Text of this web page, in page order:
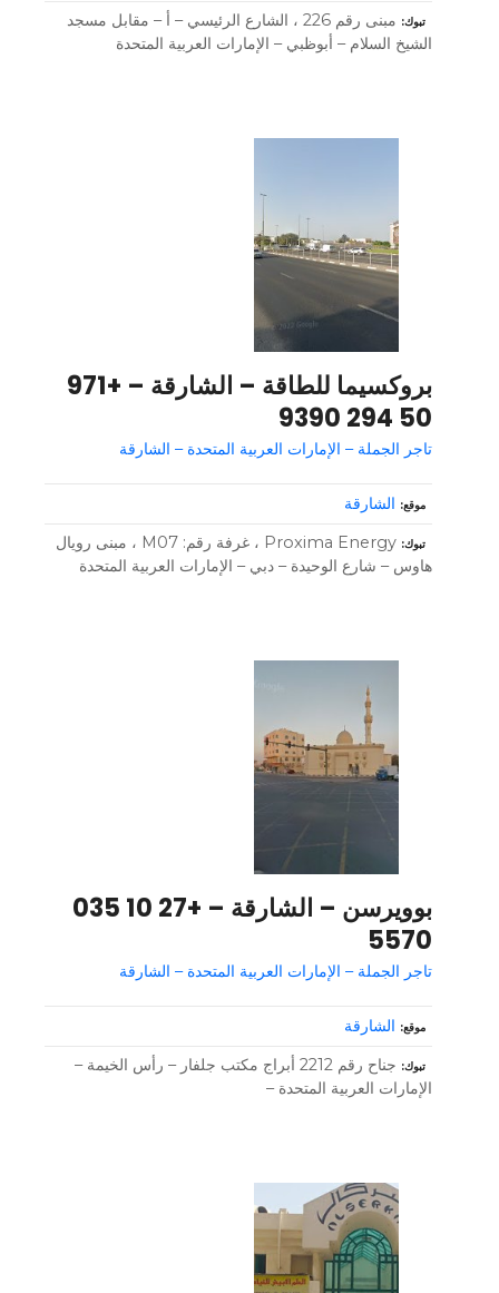
تبوك
مبنى رقم 226 ، الشارع الرئيسي – أ – مقابل مسجد
الشيخ السلام – أبوظبي – الإمارات العربية المتحدة
بروكسيما للطاقة – الشارقة – +971
50 294 9390
تاجر الجملة – الإمارات العربية المتحدة – الشارقة
موقع الشارقة
تبوك
Proxima Energy ، غرفة رقم: M07 ، مبنى رويال
هاوس – شارع الوحيدة – دبي – الإمارات العربية المتحدة
بوويرسن – الشارقة – +27 10 035
5570
تاجر الجملة – الإمارات العربية المتحدة – الشارقة
موقع الشارقة
تبوك
جناح رقم 2212 أبراج مكتب جلفار – رأس الخيمة –
الإمارات العربية المتحدة –